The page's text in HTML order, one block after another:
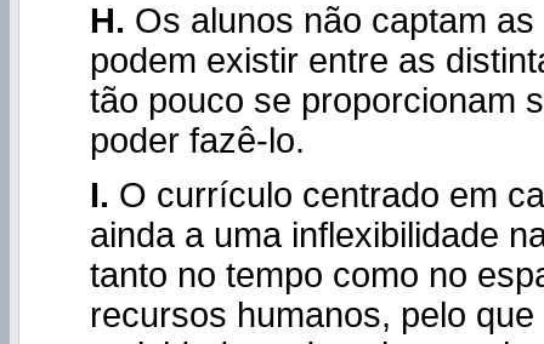
H. Os alunos não captam
podem existir entre as
tão pouco se proporcionam
poder fazê-lo.
I. O currículo centrado em
ainda a uma inflexibilidade
tanto no tempo como no
recursos humanos, pelo que